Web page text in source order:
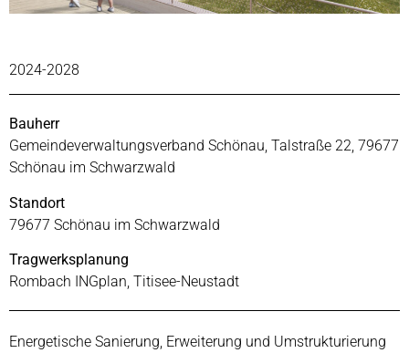
2024-2028
Bauherr
Gemeindeverwaltungsverband Schönau, Talstraße 22, 79677
Schönau im Schwarzwald
Standort
79677 Schönau im Schwarzwald
Tragwerksplanung
Rombach INGplan, Titisee-Neustadt
Energetische Sanierung, Erweiterung und Umstrukturierung